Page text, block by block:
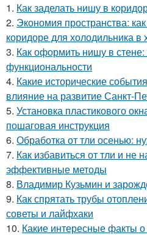
1. Как заделать нишу в
2. Экономия пространства:
коридоре для холодильника в
3. Как оформить нишу в
функциональности
4. Какие исторические
влияние на развитие Санкт-
5. Установка пластикового
пошаговая инструкция
6. Обработка от тли осенью:
7. Как избавиться от тли и не
эффективные методы
8. Владимир Кузьмин и
9. Как спрятать трубы
советы и лайфхаки
10. Какие интересные факты о